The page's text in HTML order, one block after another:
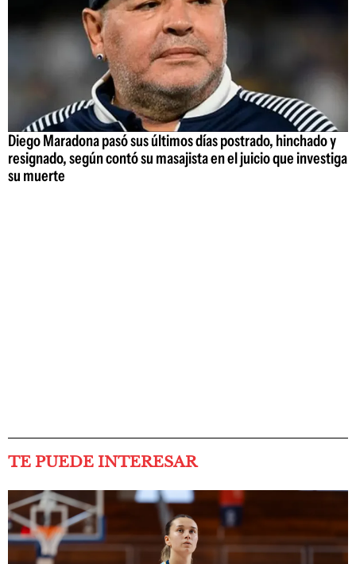
Diego Maradona pasó sus últimos días postrado, hinchado y
resignado, según contó su masajista en el juicio que investiga
su muerte
TE PUEDE INTERESAR